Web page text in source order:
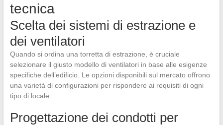
tecnica
Scelta dei sistemi di estrazione e
dei ventilatori
Quando si ordina una torretta di estrazione, è cruciale
selezionare il giusto modello di ventilatori in base alle esigenze
specifiche dell’edificio. Le opzioni disponibili sul mercato offrono
una varietà di configurazioni per rispondere ai requisiti di ogni
tipo di locale.
Progettazione dei condotti per